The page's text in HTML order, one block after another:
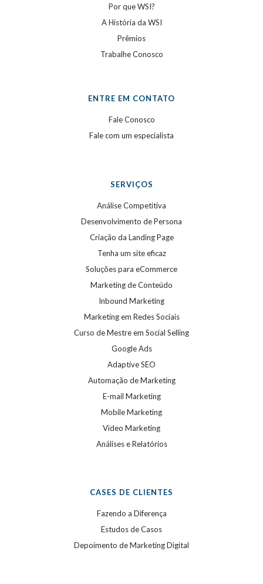
Por que WSI?
A História da WSI
Prêmios
Trabalhe Conosco
ENTRE EM CONTATO
Fale Conosco
Fale com um especialista
SERVIÇOS
Análise Competitiva
Desenvolvimento de Persona
Criação da Landing Page
Tenha um site eficaz
Soluções para eCommerce
Marketing de Conteúdo
Inbound Marketing
Marketing em Redes Sociais
Curso de Mestre em Social Selling
Google Ads
Adaptive SEO
Automação de Marketing
E-mail Marketing
Mobile Marketing
Video Marketing
Análises e Relatórios
CASES DE CLIENTES
Fazendo a Diferença
Estudos de Casos
Depoimento de Marketing Digital